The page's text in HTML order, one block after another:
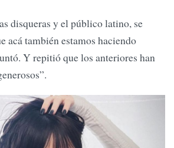
disqueras y el público latino, se
acá también estamos haciendo
Y repitió que los anteriores han